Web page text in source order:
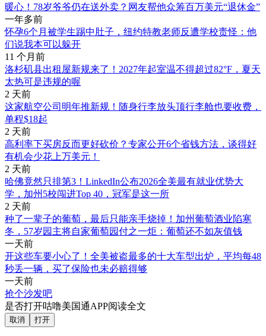
暖心！78岁爷爷仍在送外卖？网友帮他众筹百万美元“退休金”
一年多前
怀孕6个月被学生踢中肚子，纽约特教老师反遭学校责怪：他
们说我本可以躲开
11 个月前
洛杉矶县出租屋新规来了！2027年起室温不得超过82°F，夏天
太热可是违规的喔
2 天前
这家航空公司明年推新规！随身行李放头顶行李舱也要收费，
单程$18起
2 天前
高利率下买房反而更好砍价？专家公开6个省钱方法，谈得好
有机会少花上万美元！
2 天前
哈佛竟然只排第3！LinkedIn公布2026全美最有就业优势大
学，加州5校闯进Top 40，冠军是这一所
2 天前
种了一辈子的葡萄，最后只能亲手烧掉！加州葡萄酒业陷寒
冬，57岁园主将自家葡萄园付之一炬：葡萄还不如灰值钱
一天前
开这些车要小心了！全美被盗最多的十大车型出炉，平均每48
秒丢一辆，买了保险也未必赔得够
一天前
抢个沙发吧
是否打开咕噜美国通APP阅读全文
取消 打开